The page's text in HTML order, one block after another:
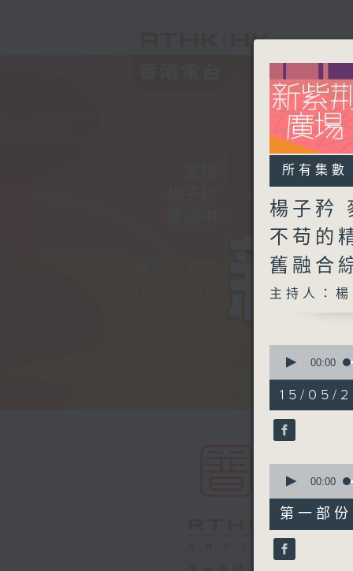
所有集數
楊子矜
不苟的
舊融合
主持人：
seconds
hour,
49
minutes,
59
90%
00:00
15/05/
seconds
55
minutes,
10
seconds
90%
00:00
第一部